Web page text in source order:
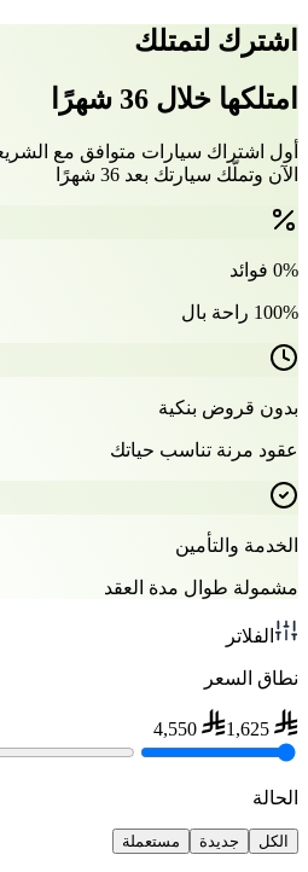
اشترك لتمتلك
امتلكها خلال 36 شهرًا
الآن وتملّك سيارتك بعد 36 شهرًا
0% فوائد
100% راحة بال
بدون قروض بنكية
عقود مرنة تناسب حياتك
الخدمة والتأمين
مشمولة طوال مدة العقد
الفلاتر
نطاق السعر
1,625
4,550
الحالة
الكل جديدة مستعملة